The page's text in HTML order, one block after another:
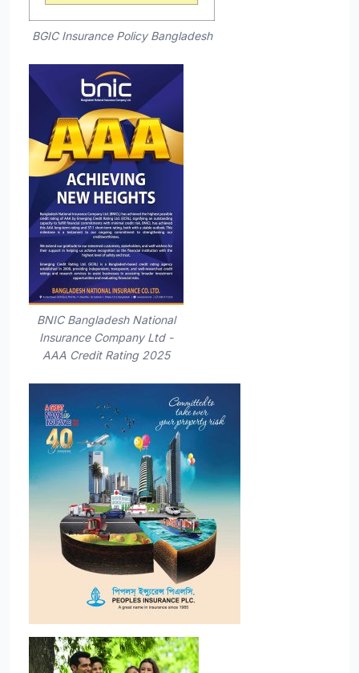
BGIC Insurance Policy Bangladesh
BNIC Bangladesh National
Insurance Company Ltd -
AAA Credit Rating 2025